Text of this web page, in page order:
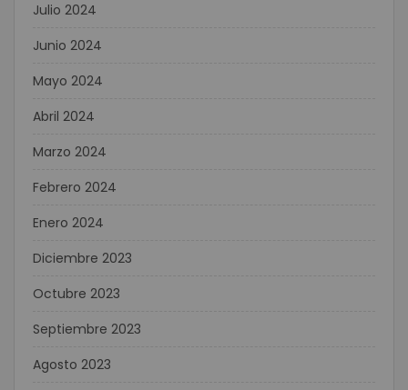
Julio 2024
Junio 2024
Mayo 2024
Abril 2024
Marzo 2024
Febrero 2024
Enero 2024
Diciembre 2023
Octubre 2023
Septiembre 2023
Agosto 2023